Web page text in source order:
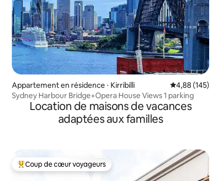
Appartement en résidence ⋅ Kirribilli Évaluation
4,88 (145)
Sydney Harbour Bridge+Opera House Views 1 parking
Location de maisons de vacances
adaptées aux familles
Coups de cœur voyageurs les plus appréciés
Coup de cœur voyageurs